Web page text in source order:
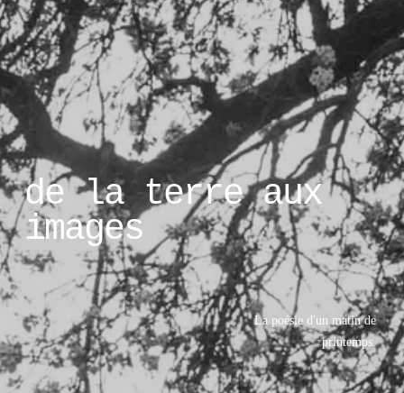
de la terre aux
images
La poésie d'un matin de
printemps.